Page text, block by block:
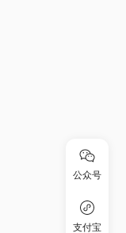
公众号
支付宝